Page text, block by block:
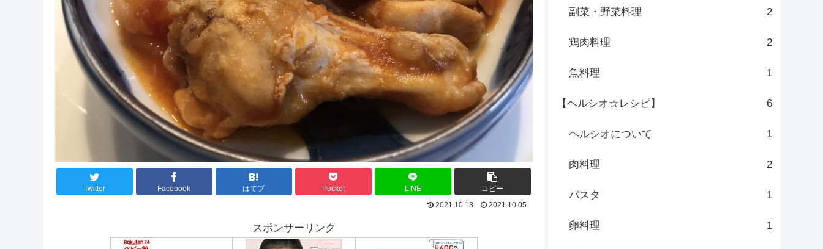
Twitter Facebook はてブ Pocket LINE
コピー
2021.10.13
2021.10.05
スポンサーリンク
副菜・野菜料理 2
鶏肉料理 2
魚料理 1
【ヘルシオ☆レシピ】 6
ヘルシオについて 1
肉料理 2
パスタ 1
卵料理 1